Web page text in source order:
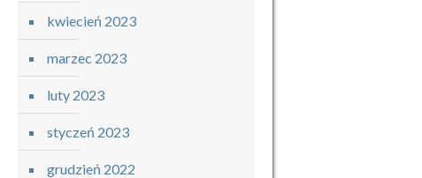
kwiecień 2023
marzec 2023
luty 2023
styczeń 2023
grudzień 2022